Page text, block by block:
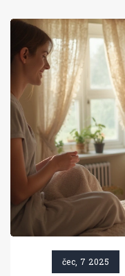
čec, 7 2025